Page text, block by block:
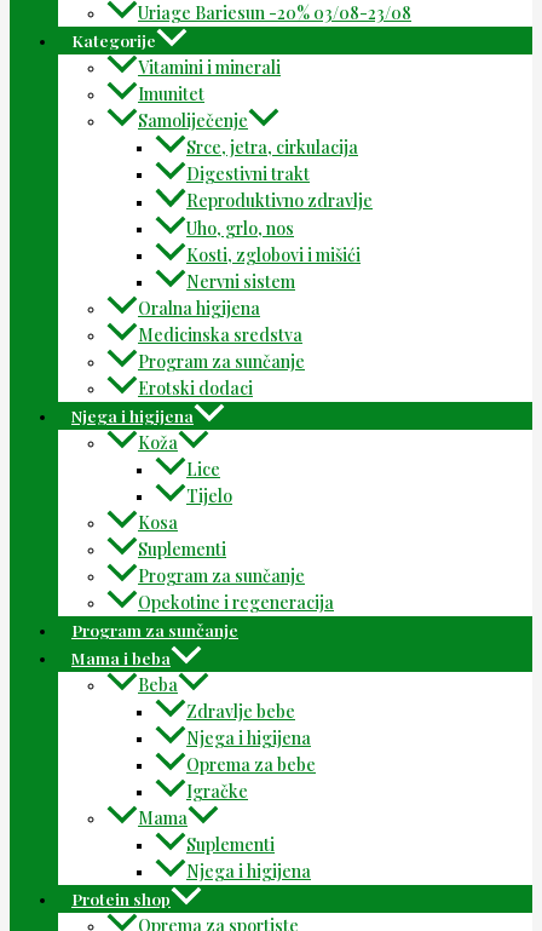
Uriage Bariesun -20% 03/08-23/08
Kategorije
Vitamini i minerali
Imunitet
Samoliječenje
Srce, jetra, cirkulacija
Digestivni trakt
Reproduktivno zdravlje
Uho, grlo, nos
Kosti, zglobovi i mišići
Nervni sistem
Oralna higijena
Medicinska sredstva
Program za sunčanje
Erotski dodaci
Njega i higijena
Koža
Lice
Tijelo
Kosa
Suplementi
Program za sunčanje
Opekotine i regeneracija
Program za sunčanje
Mama i beba
Beba
Zdravlje bebe
Njega i higijena
Oprema za bebe
Igračke
Mama
Suplementi
Njega i higijena
Protein shop
Oprema za sportiste